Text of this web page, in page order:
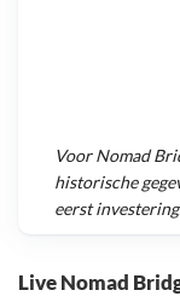
Live Nomad
VoorNomad
historische
eerst